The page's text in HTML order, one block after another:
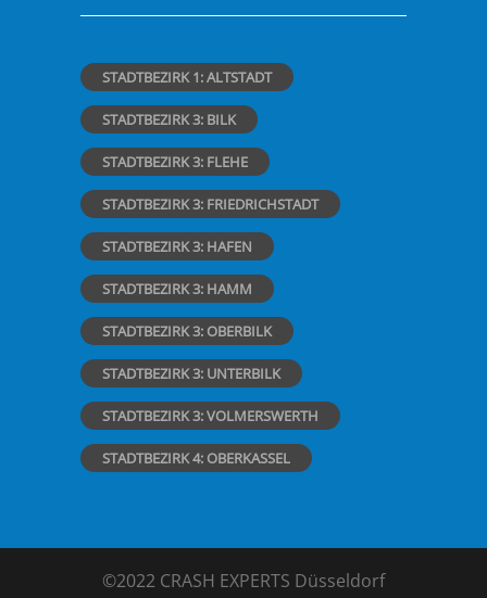
STADTBEZIRK 1: ALTSTADT
STADTBEZIRK 3: BILK
STADTBEZIRK 3: FLEHE
STADTBEZIRK 3: FRIEDRICHSTADT
STADTBEZIRK 3: HAFEN
STADTBEZIRK 3: HAMM
STADTBEZIRK 3: OBERBILK
STADTBEZIRK 3: UNTERBILK
STADTBEZIRK 3: VOLMERSWERTH
STADTBEZIRK 4: OBERKASSEL
©2022 CRASH EXPERTS Düsseldorf